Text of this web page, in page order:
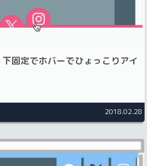
固定でホバーでひょっこりアイ
2018.02.28